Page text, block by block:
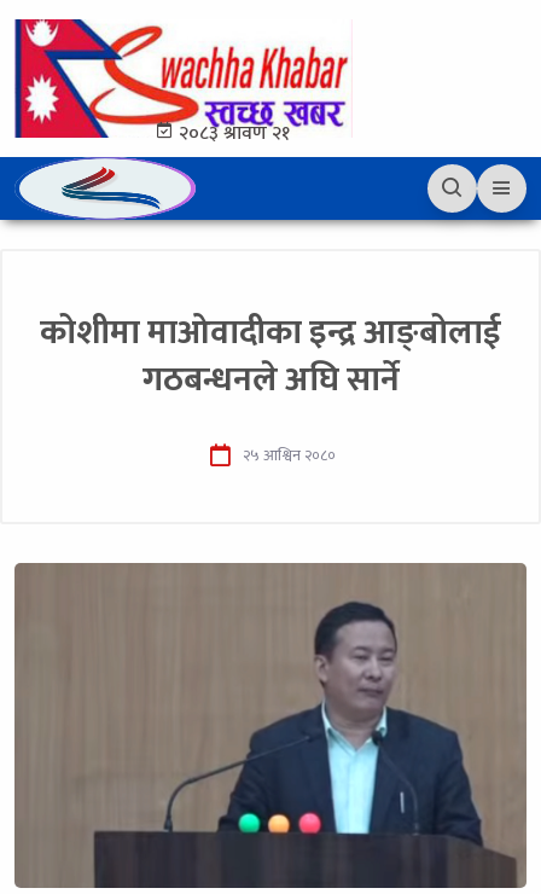
२०८३ श्रावण २१
कोशीमा माओवादीका इन्द्र आङ्बोलाई
गठबन्धनले अघि सार्ने
२५ आश्विन २०८०